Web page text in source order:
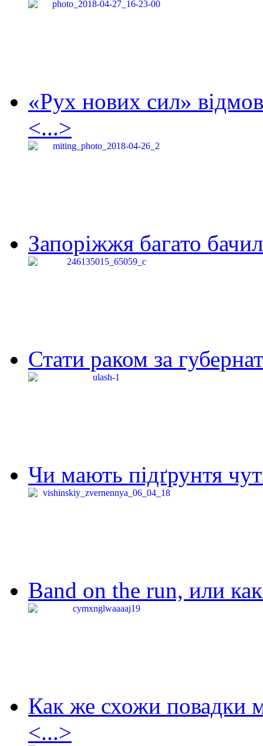
«Рух нових сил»
<...>
Запоріжжя багато
Стати раком за
Чи мають підґрунтя
Band on the run, или
Как же схожи повадки
<...>